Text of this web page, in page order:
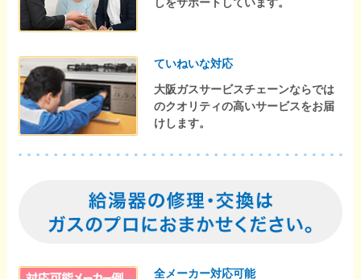
しをサポートしています。
ていねいな対応
大阪ガスサービスチェーンならでは
のクオリティの高いサービスをお届
けします。
全メーカー対応可能